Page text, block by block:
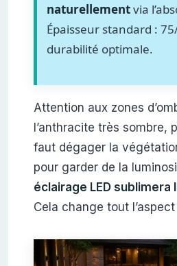
naturellementvia
Épaisseur standard :
durabilité optimale.
Attention aux zones
l’anthracite très sombre,
faut dégager la
pour garder de la
éclairage LED sublimera
Cela change tout